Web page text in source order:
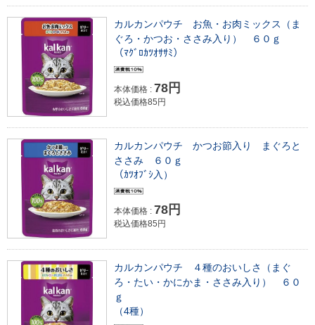
カルカンパウチ お魚・お肉ミックス（ま
ぐろ・かつお・ささみ入り） ６０ｇ
（ﾏｸﾞﾛｶﾂｵｻｻﾐ）
本体価格 : 78円
税込価格85円
カルカンパウチ かつお節入り まぐろと
ささみ ６０ｇ
（ｶﾂｵﾌﾞｼ入）
本体価格 : 78円
税込価格85円
カルカンパウチ ４種のおいしさ（まぐ
ろ・たい・かにかま・ささみ入り） ６０
ｇ
（4種）